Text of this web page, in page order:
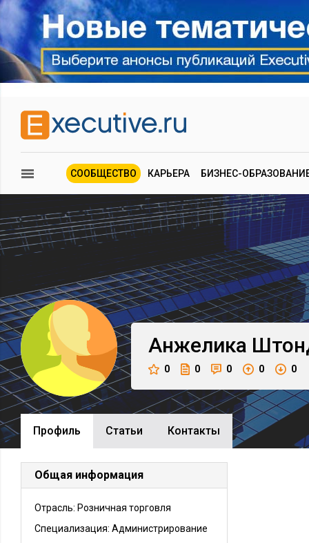
СООБЩЕСТВО КАРЬЕРА БИЗНЕС-
Анжелика
0 0 0 0 0
Профиль Cтатьи Контакты
Общая информация
Отрасль: Розничная торговля
Специализация: Администрирование